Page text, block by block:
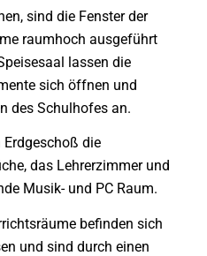
sind die Fenster der
raumhoch ausgeführt
lassen die
sich öffnen und
des Schulhofes an.
die
das Lehrerzimmer und
Musik- und PC Raum.
befinden sich
und sind durch einen